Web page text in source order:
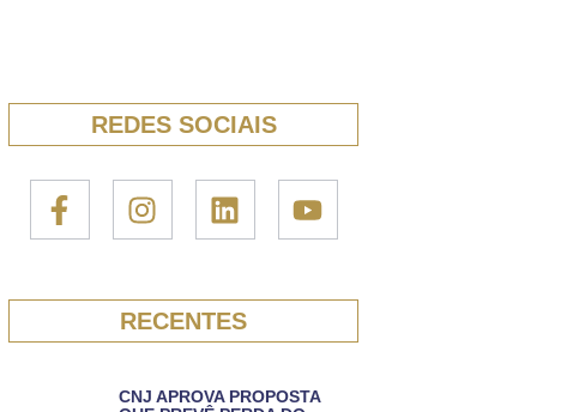
REDES SOCIAIS
RECENTES
CNJ APROVA PROPOSTA